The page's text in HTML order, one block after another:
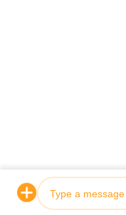
गोपनीयता नीतिचीन अच्छी
GUANGDONG TOUPACK